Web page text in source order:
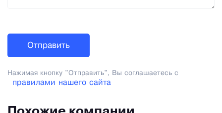
Нажимая кнопку "Отправить", Вы соглашаетесь с
правилами нашего сайта